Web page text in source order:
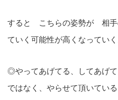
すると こちらの姿勢が 相
ていく可能性が高くなっていく
◎やってあげてる、してあげ
ではなく、やらせて頂いてい